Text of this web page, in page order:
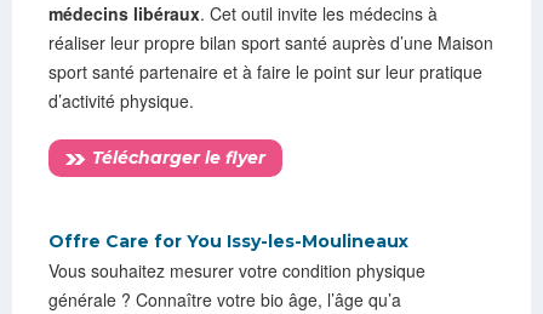
médecins libéraux. Cet outil invite les médecins à
réaliser leur propre bilan sport santé auprès d’une Maison
sport santé partenaire et à faire le point sur leur pratique
d’activité physique.
Télécharger le flyer
Offre Care for You Issy-les-Moulineaux
Vous souhaitez mesurer votre condition physique
générale ? Connaître votre bio âge, l’âge qu’a